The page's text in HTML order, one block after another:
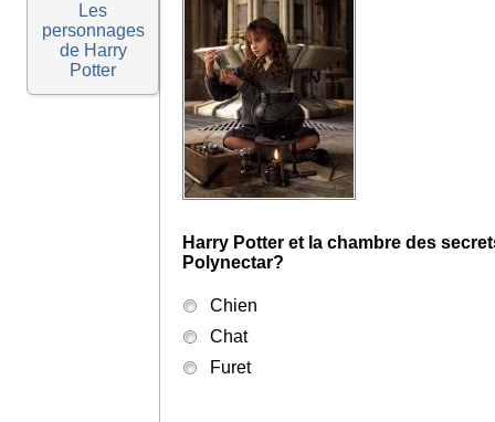
Les
personnages
de Harry
Potter
Harry Potter et la chambre des
Polynectar?
Chien
Chat
Furet